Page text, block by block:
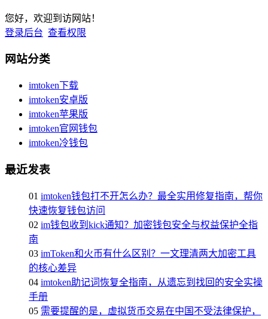
您好，欢迎到访网站！
登录后台 查看权限
网站分类
imtoken下载
imtoken安卓版
imtoken苹果版
imtoken官网钱包
imtoken冷钱包
最近发表
01 imtoken钱包打不开怎么办？最全实用修复指南，帮你
快速恢复钱包访问
02 im钱包收到kick通知？加密钱包安全与权益保护全指
南
03 imToken和火币有什么区别？一文理清两大加密工具
的核心差异
04 imtoken助记词恢复全指南，从遗忘到找回的安全实操
手册
05 需要提醒的是，虚拟货币交易在中国不受法律保护，